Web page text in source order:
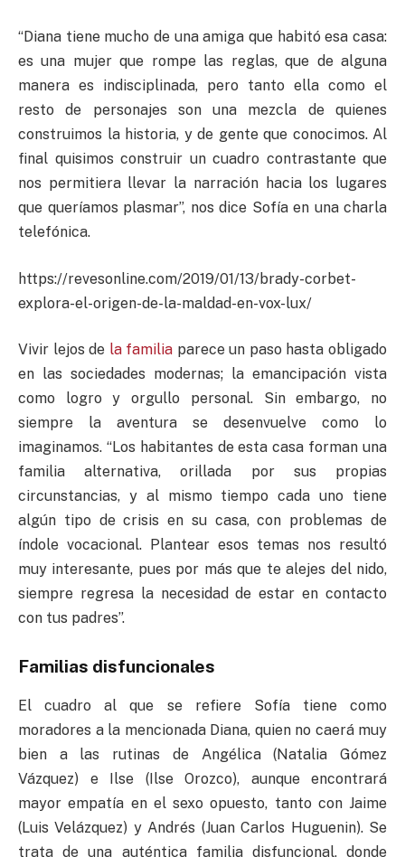
“Diana tiene mucho de una amiga que habitó esa casa:
es una mujer que rompe las reglas, que de alguna
manera es indisciplinada, pero tanto ella como el
resto de personajes son una mezcla de quienes
construimos la historia, y de gente que conocimos. Al
final quisimos construir un cuadro contrastante que
nos permitiera llevar la narración hacia los lugares
que queríamos plasmar”, nos dice Sofía en una charla
telefónica.
https://revesonline.com/2019/01/13/brady-corbet-
explora-el-origen-de-la-maldad-en-vox-lux/
Vivir lejos de la familia parece un paso hasta obligado
en las sociedades modernas; la emancipación vista
como logro y orgullo personal. Sin embargo, no
siempre la aventura se desenvuelve como lo
imaginamos. “Los habitantes de esta casa forman una
familia alternativa, orillada por sus propias
circunstancias, y al mismo tiempo cada uno tiene
algún tipo de crisis en su casa, con problemas de
índole vocacional. Plantear esos temas nos resultó
muy interesante, pues por más que te alejes del nido,
siempre regresa la necesidad de estar en contacto
con tus padres”.
Familias disfuncionales
El cuadro al que se refiere Sofía tiene como
moradores a la mencionada Diana, quien no caerá muy
bien a las rutinas de Angélica (Natalia Gómez
Vázquez) e Ilse (Ilse Orozco), aunque encontrará
mayor empatía en el sexo opuesto, tanto con Jaime
(Luis Velázquez) y Andrés (Juan Carlos Huguenin). Se
trata de una auténtica familia disfuncional, donde